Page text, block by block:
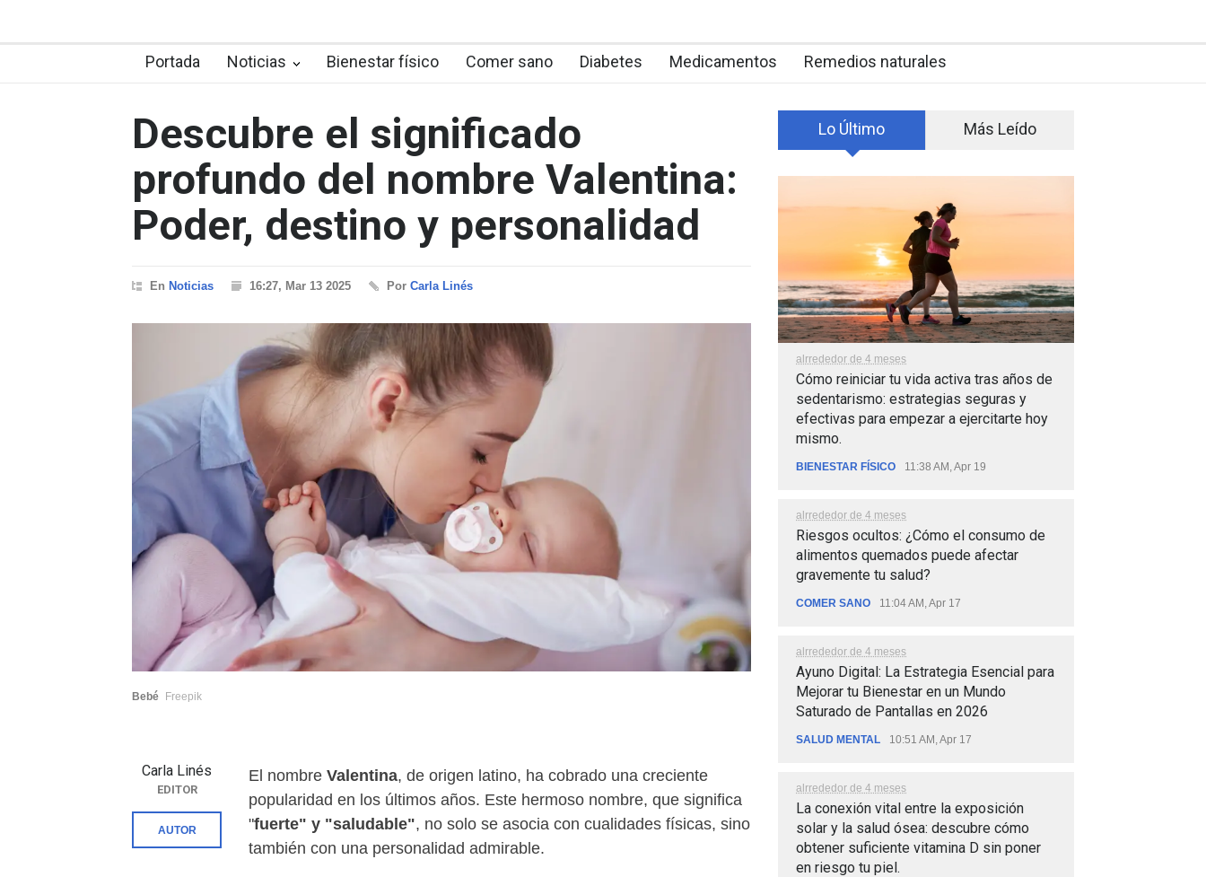
Portada Noticias Bienestar físico Comer sano Diabetes Medicamentos Remedios naturales
Descubre el significado
profundo del nombre Valentina:
Poder, destino y personalidad
En Noticias 16:27, Mar 13 2025 Por Carla Linés
Bebé Freepik
El nombre Valentina, de origen latino, ha cobrado una creciente
popularidad en los últimos años. Este hermoso nombre, que significa
"fuerte" y "saludable", no solo se asocia con cualidades físicas, sino
también con una personalidad admirable.
Carla Linés
EDITOR
AUTOR
Lo Último Más Leído
alrrededor de 4 meses
Cómo reiniciar tu vida activa tras años de
sedentarismo: estrategias seguras y
efectivas para empezar a ejercitarte hoy
mismo.
BIENESTAR FÍSICO 11:38 AM, Apr 19
alrrededor de 4 meses
Riesgos ocultos: ¿Cómo el consumo de
alimentos quemados puede afectar
gravemente tu salud?
COMER SANO 11:04 AM, Apr 17
alrrededor de 4 meses
Ayuno Digital: La Estrategia Esencial para
Mejorar tu Bienestar en un Mundo
Saturado de Pantallas en 2026
SALUD MENTAL 10:51 AM, Apr 17
alrrededor de 4 meses
La conexión vital entre la exposición
solar y la salud ósea: descubre cómo
obtener suficiente vitamina D sin poner
en riesgo tu piel.